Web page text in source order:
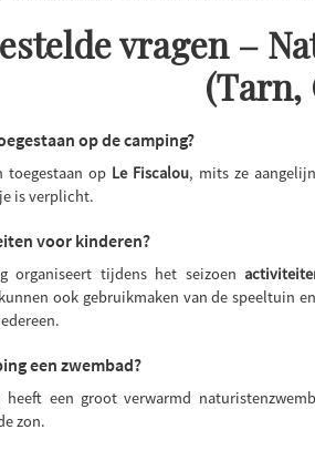
vragen –
(Tarn,
op de camping?
toegestaan op Le Fiscalou, mits ze
is verplicht.
voor kinderen?
organiseert tijdens het seizoen
ook gebruikmaken van de speeltuin
een zwembad?
heeft een groot verwarmd
zon.